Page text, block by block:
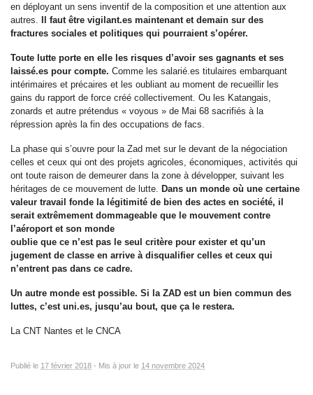
en déployant un sens inventif de la composition et une attention aux
autres. Il faut être vigilant.es maintenant et demain sur des
fractures sociales et politiques qui pourraient s’opérer.
Toute lutte porte en elle les risques d’avoir ses gagnants et ses
laissé.es pour compte. Comme les salarié.es titulaires embarquant
intérimaires et précaires et les oubliant au moment de recueillir les
gains du rapport de force créé collectivement. Ou les Katangais,
zonards et autre prétendus « voyous » de Mai 68 sacrifiés à la
répression après la fin des occupations de facs.
La phase qui s’ouvre pour la Zad met sur le devant de la négociation
celles et ceux qui ont des projets agricoles, économiques, activités qui
ont toute raison de demeurer dans la zone à développer, suivant les
héritages de ce mouvement de lutte. Dans un monde où une certaine
valeur travail fonde la légitimité de bien des actes en société, il
serait extrêmement dommageable que le mouvement contre
l’aéroport et son monde
oublie que ce n’est pas le seul critère pour exister et qu’un
jugement de classe en arrive à disqualifier celles et ceux qui
n’entrent pas dans ce cadre.
Un autre monde est possible. Si la ZAD est un bien commun des
luttes, c’est uni.es, jusqu’au bout, que ça le restera.
La CNT Nantes et le CNCA
Publié le 17 février 2018 - Mis à jour le 14 novembre 2024